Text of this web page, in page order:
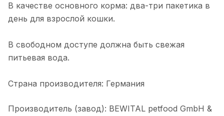
В качестве основного корма: два-три пакетика в
день для взрослой кошки.
В свободном доступе должна быть свежая
питьевая вода.
Страна производителя: Германия
Производитель (завод): BEWITAL petfood GmbH &